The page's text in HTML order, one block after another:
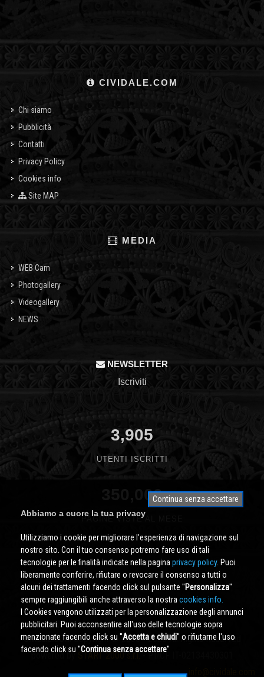
CIVIDALE.COM
Chi siamo
Pubblicità
Contatti
Privacy Policy
Cookies info
Site MAP
MEDIA
WEB Cam
Photogallery
Videogallery
NEWS
NEWSLETTER
Iscriviti
3,905
UTENTI ISCRITTI
350,000
PAGINE VISTE AL MESE
Cividale.COMCopyright © 2000 - 2026 All Rights Reserved
powered by START 2000 s.r.l.- PI/CF IT-02134430301
Continua senza accettare
Abbiamo a cuore la tua privacy
Utilizziamo i cookie per migliorare l'esperienza di navigazione sul
nostro sito. Con il tuo consenso potremo fare uso di tali
tecnologie per le finalità indicate nella pagina privacy policy. Puoi
liberamente conferire, rifiutare o revocare il consenso a tutti o
alcuni dei trattamenti facendo click sul pulsante ''Personalizza''
sempre raggiungibili anche attraverso la nostra cookies info.
I Cookies vengono utilizzati per la personalizzazione degli annunci
pubblicitari. Puoi acconsentire all'uso delle tecnologie sopra
menzionate facendo click su ''Accetta e chiudi'' o rifiutarne l'uso
facendo click su ''Continua senza accettare''